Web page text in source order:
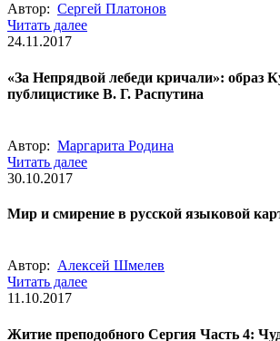
Автор: Сергей Платонов
Читать далее
24.11.2017
«За Непрядвой лебеди кричали»: образ
публицистике В. Г. Распутина
Автор: Маргарита Родина
Читать далее
30.10.2017
Мир и смирение в русской языковой
Автор: Алексей Шмелев
Читать далее
11.10.2017
Житие преподобного Сергия Часть 4: